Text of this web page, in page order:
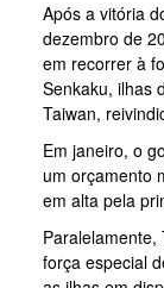
Após a vitória
dezembro de
em recorrer à
Senkaku, ilhas
Taiwan,
Em janeiro, o
um orçamento
em alta pela
força especial